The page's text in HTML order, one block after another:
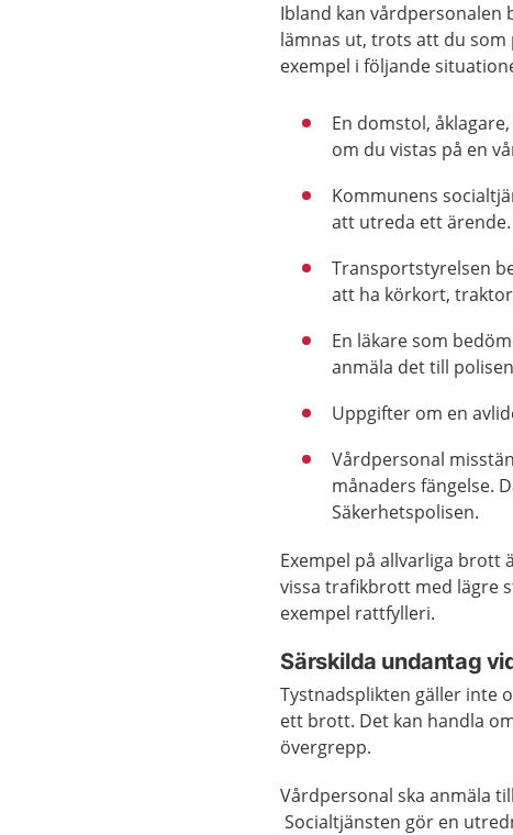
Ibland kan vårdpersonalen
lämnas ut, trots att du
exempel i följande
En domstol,
om du vistas på en
Kommunens
att utreda ett ärende.
Transportstyrelsen
att ha körkort,
En läkare som
anmäla det till
Uppgifter om en
Vårdpersonal
månaders fängelse.
Säkerhetspolisen.
Exempel på allvarliga brott
vissa trafikbrott med lägre
exempel rattfylleri.
Särskilda undantag
Tystnadsplikten gäller inte
ett brott. Det kan handla
övergrepp.
Vårdpersonal ska anmäla
Socialtjänsten gör en